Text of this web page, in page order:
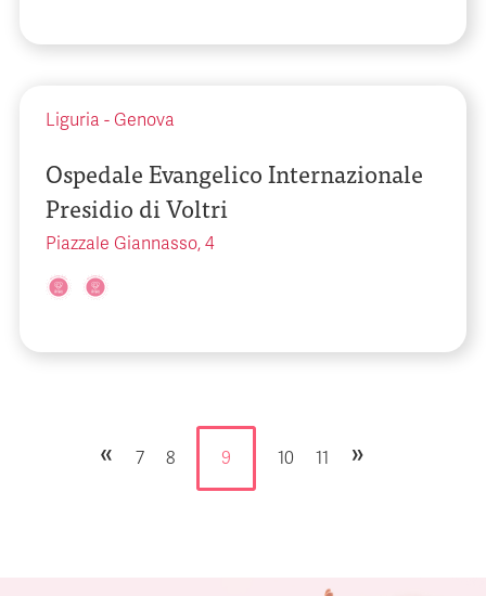
Liguria - Genova
Ospedale Evangelico Internazionale
Presidio di Voltri
Piazzale Giannasso, 4
« 7 8 9 10 11 »